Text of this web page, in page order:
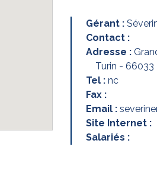
Gérant :
Contact :
Adresse :
Turin - 66033
Tel : nc
Fax :
Email :
Site Internet :
Salariés :